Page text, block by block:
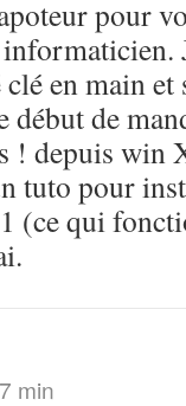
pour
clé en main
début de
! depuis win
tuto pour
(ce qui
min